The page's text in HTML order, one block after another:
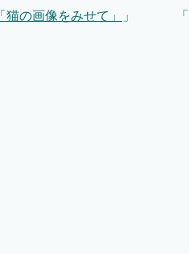
「
の画像をみせて」 」